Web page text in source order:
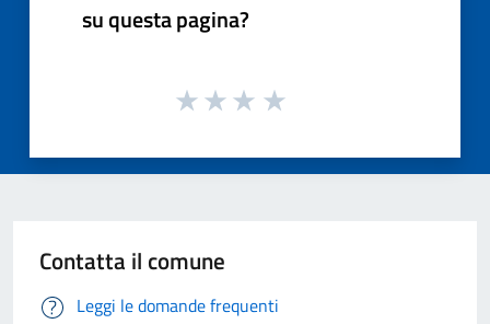
su questa pagina?
Contatta il comune
Leggi le domande frequenti